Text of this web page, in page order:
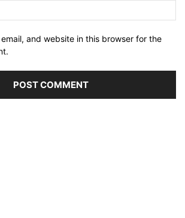
and website in this browser for the